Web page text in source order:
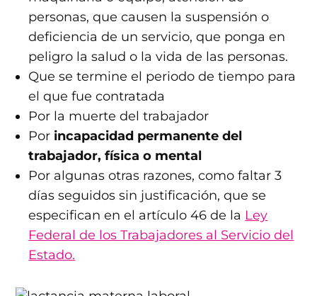
personas, que causen la suspensión o
deficiencia de un servicio, que ponga en
peligro la salud o la vida de las personas.
Que se termine el periodo de tiempo para
el que fue contratada
Por la muerte del trabajador
Por incapacidad permanente del
trabajador, física o mental
Por algunas otras razones, como faltar 3
días seguidos sin justificación, que se
especifican en el artículo 46 de la Ley
Federal de los Trabajadores al Servicio del
Estado.